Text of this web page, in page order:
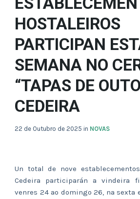
HOSTALEIROS
PARTICIPAN
SEMANA NO
“TAPAS DE
CEDEIRA
22 de Outubro de 2025 in NOVAS
Un total de nove
Cedeira participarán a vindeira
venres 24 ao domingo 26, na sexta